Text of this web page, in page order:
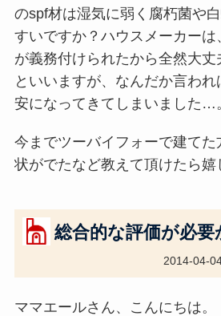
のspf材は湿気に弱く腐朽菌や
すいですか？ハウスメーカー
が義務付けられたから全然大丈
といいますが、なんだか言わ
安になってきてしまいました…
今までツーバイフォーで建てた
状がでたなど教えて頂けたら嬉
総合的な評価が必
2014-04-
ママエールさん、こんにちは。